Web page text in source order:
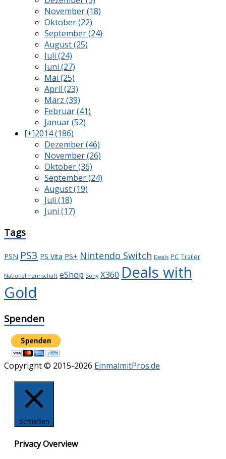
November (18)
Oktober (22)
September (24)
August (25)
Juli (24)
Juni (27)
Mai (25)
April (23)
März (39)
Februar (41)
Januar (52)
[+]2014 (186)
Dezember (46)
November (26)
Oktober (36)
September (24)
August (19)
Juli (18)
Juni (17)
Tags
PSN PS3 PS Vita PS+ Nintendo Switch Deals PC Trailer
Nationalmannschaft eShop Sony X360 Deals with
Gold
Spenden
Copyright © 2015-2026 EinmalmitPros.de
Schließen
Privacy Overview